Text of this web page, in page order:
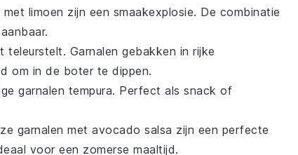
limoen zijn een smaakexplosie. De combinatie
teleurstelt. Garnalen gebakken in rijke
om in de boter te dippen.
garnalen tempura. Perfect als snack of
garnalen met avocado salsa zijn een perfecte
voor een zomerse maaltijd.